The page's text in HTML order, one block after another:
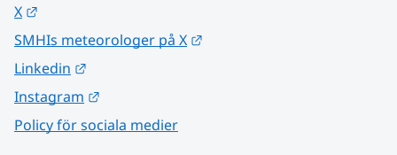
X
SMHIs meteorologer på X
Linkedin
Instagram
Policy för sociala medier